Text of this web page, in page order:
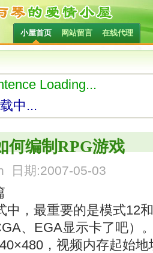
小屋首页 网站留言 在线代理
Loading...
中...
何编制RPG游戏
日期:2007-05-03
中，最重要的是模式12
、EGA显示卡了吧）
，视频内存起始